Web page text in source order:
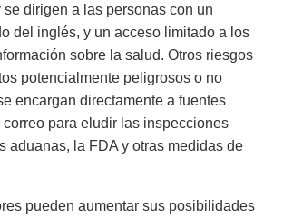
dirigen a las personas con un
del inglés, y un acceso limitado a los
sobre la salud. Otros riesgos
potencialmente peligrosos o no
encargan directamente a fuentes
para eludir las inspecciones
aduanas, la FDA y otras medidas de
pueden aumentar sus posibilidades